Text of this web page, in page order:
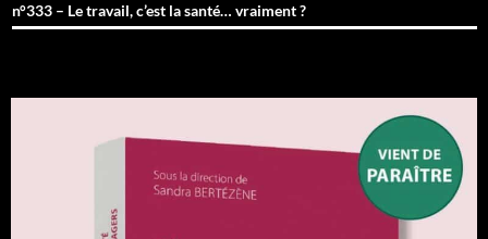
n°333 – Le travail, c’est la santé… vraiment ?